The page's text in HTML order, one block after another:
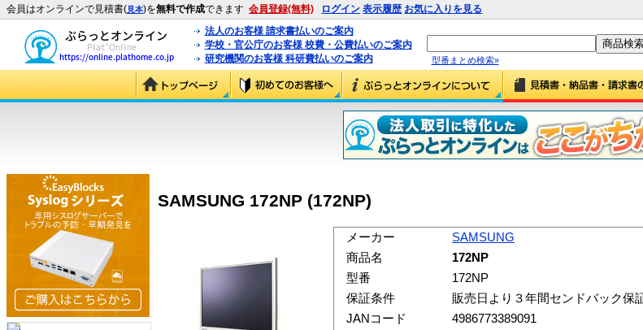
会員はオンラインで見積書(見本)を無料で作成できます 会員登録(無料) ログイン 表示履歴 お気に入りを見る
法人のお客様 請求書払いのご案内
学校・官公庁のお客様 校費・公費払いのご案内
研究機関のお客様 科研費払いのご案内
型番まとめ検索»
SAMSUNG 172NP (172NP)
メーカー
SAMSUNG
商品名
172NP
型番
172NP
保証条件
販売日より３年間センドバック保
JANコード
4986773389091